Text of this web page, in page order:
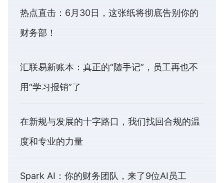
热点直击：6月30日，这张纸将彻底告别你的
财务部！
汇联易新账本：真正的“随手记”，员工再也不
用“学习报销”了
在新规与发展的十字路口，我们找回合规的温
度和专业的力量
Spark AI：你的财务团队，来了9位AI员工